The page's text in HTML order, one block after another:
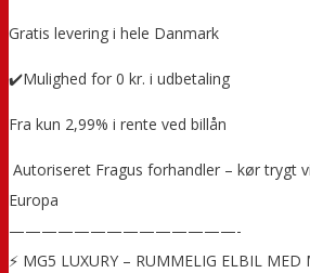
Gratis levering i hele Danmark
✔️Mulighed for 0 kr. i udbetaling
Fra kun 2,99% i rente ved billån
Autoriseret Fragus forhandler – kør trygt
Europa
——————————————-
⚡ MG5 LUXURY – RUMMELIG ELBIL MED